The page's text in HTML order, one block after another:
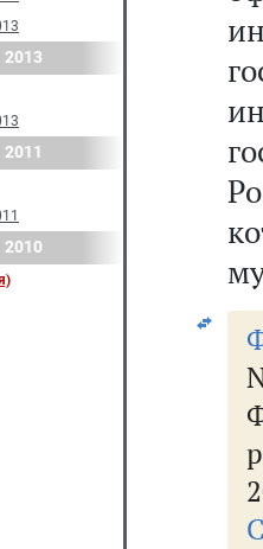
2013
2011
2010